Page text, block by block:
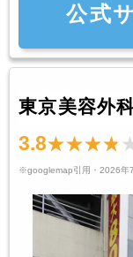
公式
東京美容外
3.8
※googlemap引用・2026年